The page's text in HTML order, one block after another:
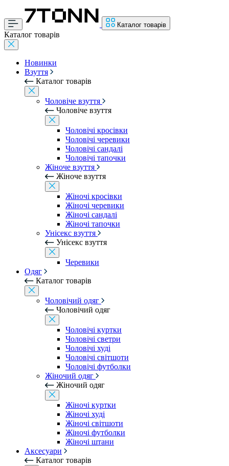
Каталог товарів
Каталог товарів
Новинки
Взуття
Каталог товарів
Чоловіче взуття
Чоловіче взуття
Чоловічі кросівки
Чоловічі черевики
Чоловічі сандалі
Чоловічі тапочки
Жіноче взуття
Жіноче взуття
Жіночі кросівки
Жіночі черевики
Жіночі сандалі
Жіночі тапочки
Унісекс взуття
Унісекс взуття
Черевики
Одяг
Каталог товарів
Чоловічий одяг
Чоловічий одяг
Чоловічі куртки
Чоловічі светри
Чоловічі худі
Чоловічі світшоти
Чоловічі футболки
Жіночий одяг
Жіночий одяг
Жіночі куртки
Жіночі худі
Жіночі світшоти
Жіночі футболки
Жіночі штани
Аксесуари
Каталог товарів